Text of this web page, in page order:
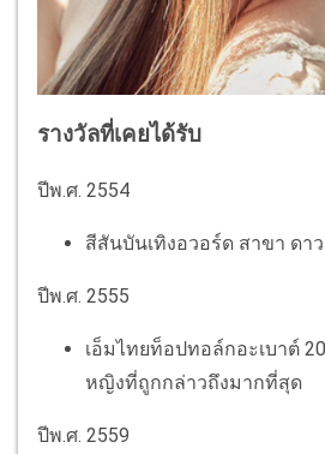
รางวัลที่เคยได้รับ
ปีพ.ศ. 2554
สีสันบันเทิงอวอร์ด สาขา ดา
ปีพ.ศ. 2555
เอ็มไทยท็อปทอล์กอะเบาต์
หญิงที่ถูกกล่าวถึงมากที่สุด
ปีพ.ศ. 2559